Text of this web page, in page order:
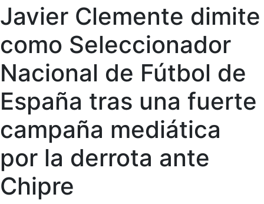
Javier Clemente dimite
como Seleccionador
Nacional de Fútbol de
España tras una fuerte
campaña mediática
por la derrota ante
Chipre